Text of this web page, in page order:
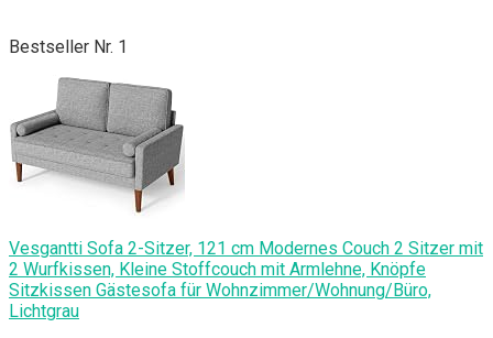
Bestseller Nr. 1
Vesgantti Sofa 2-Sitzer, 121 cm Modernes Couch 2 Sitzer mit
2 Wurfkissen, Kleine Stoffcouch mit Armlehne, Knöpfe
Sitzkissen Gästesofa für Wohnzimmer/Wohnung/Büro,
Lichtgrau